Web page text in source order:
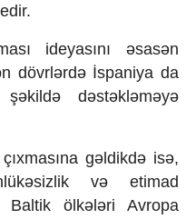
ideyasını əsasən
dövrlərdə İspaniya da
dəstəkləməyə
gəldikdə isə,
və etimad
ölkələri Avropa